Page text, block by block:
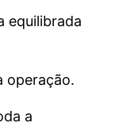
equilibrada
operação.
a